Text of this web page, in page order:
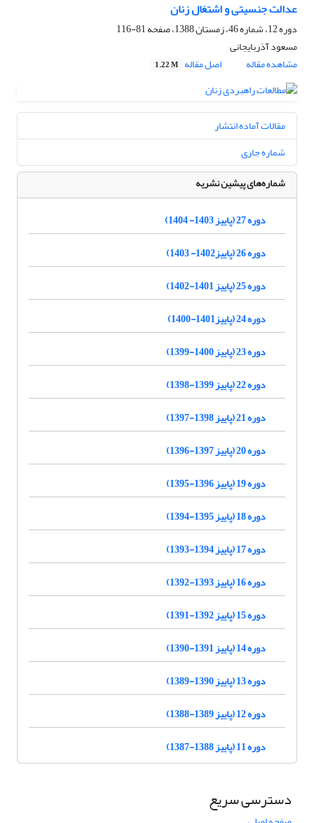
عدالت جنسیتی و اشتغال زنان
دوره 12، شماره 46، زمستان 1388، صفحه
81-116
مسعود آذربایجانی
مشاهده مقاله
اصل مقاله 1.22 M
مقالات آماده انتشار
شماره جاری
شماره‌های پیشین نشریه
دوره 27 (پاییز 1403- 1404)
دوره 26 (پاییز1402- 1403)
دوره 25 (پاییز 1401-1402)
دوره 24 (پاییز1401-1400)
دوره 23 (پاییز 1400-1399)
دوره 22 (پاییز 1399-1398)
دوره 21 (پاییز 1398-1397)
دوره 20 (پاییز 1397-1396)
دوره 19 (پاییز 1396-1395)
دوره 18 (پاییز 1395-1394)
دوره 17 (پاییز 1394-1393)
دوره 16 (پاییز 1393-1392)
دوره 15 (پاییز 1392-1391)
دوره 14 (پاییز 1391-1390)
دوره 13 (پاییز 1390-1389)
دوره 12 (پاییز 1389-1388)
دوره 11 (پاییز 1388-1387)
دسترسی سریع